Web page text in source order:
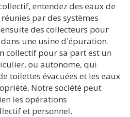
entendez des eaux de
par des systèmes
des collecteurs pour
une usine d'épuration.
collectif pour sa part est un
ou autonome, qui
toilettes évacuées et les eaux
Notre société peut
les opérations
et personnel.